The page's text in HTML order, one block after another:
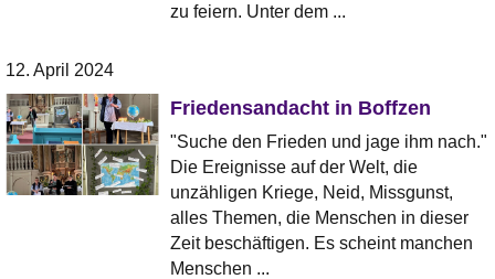
zu feiern. Unter dem ...
12. April 2024
Friedensandacht in Boffzen
"Suche den Frieden und jage ihm nach."
Die Ereignisse auf der Welt, die
unzähligen Kriege, Neid, Missgunst,
alles Themen, die Menschen in dieser
Zeit beschäftigen. Es scheint manchen
Menschen ...